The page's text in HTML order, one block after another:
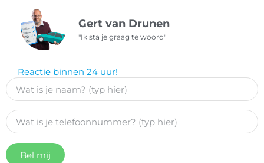
Gert van Drunen
"Ik sta je graag te woord"
Reactie binnen 24 uur!
Bel mij